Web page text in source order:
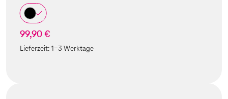
99,90 €
Lieferzeit:1-3 Werktage